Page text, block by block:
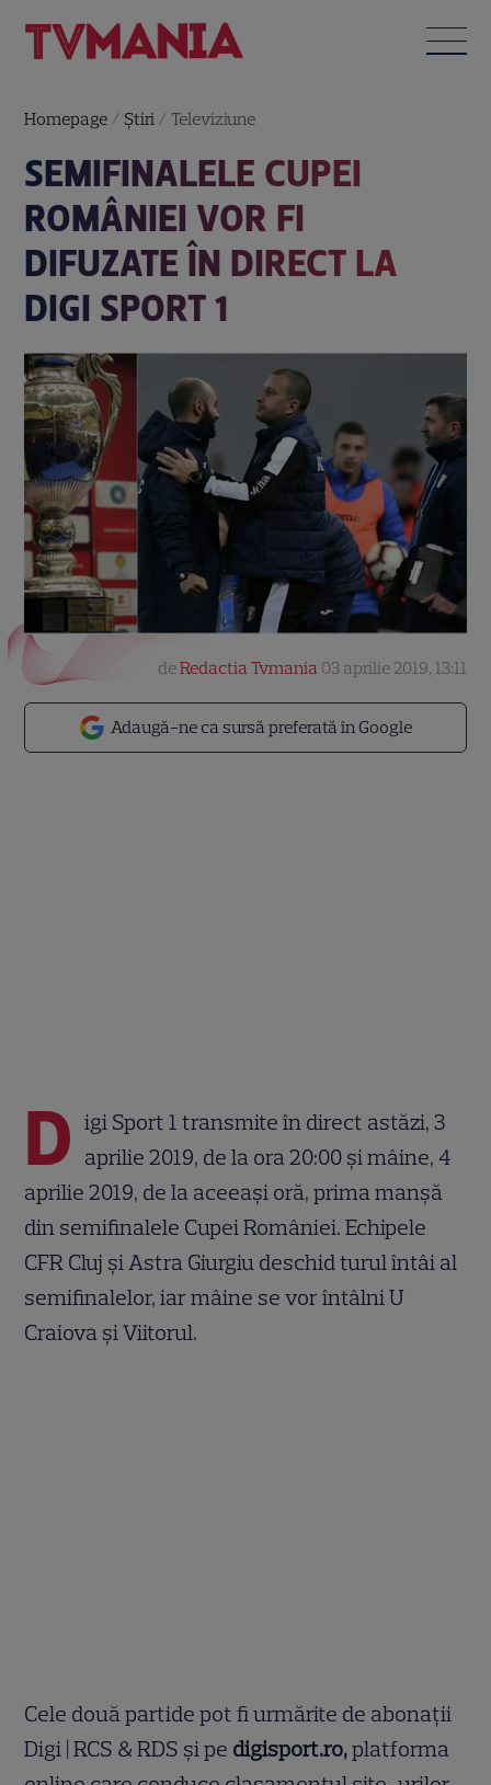
Homepage / Știri / Televiziune
SEMIFINALELE CUPEI
ROMÂNIEI VOR FI
DIFUZATE ÎN DIRECT LA
DIGI SPORT 1
Adaugă-ne ca sursă preferată în Google
deRedactia Tvmania 03 aprilie 2019, 13:11
D igi Sport 1 transmite în direct astăzi, 3
aprilie 2019, de la ora 20:00 și mâine, 4
aprilie 2019, de la aceeași oră, prima manșă
din semifinalele Cupei României. Echipele
CFR Cluj și Astra Giurgiu deschid turul întâi al
semifinalelor, iar mâine se vor întâlni U
Craiova și Viitorul.
Cele două partide pot fi urmărite de abonații
Digi | RCS & RDS și pe digisport.ro,platforma